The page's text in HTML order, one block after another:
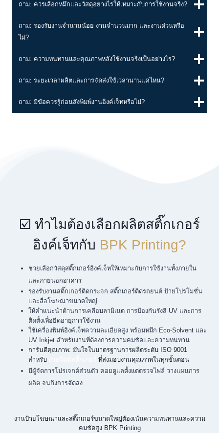
ถาม: ควรเลือกหมึกและวัสดุอย่างไรให้เหมาะกับการใช้งานจริง?
ถาม: รองรับงานจำนวนน้อย งานจำนวนมาก และงานด่วนหรือ
ไม่?
ถาม: ความทนทานและคุณภาพหลังใช้งานจริงเป็นอย่างไร?
ถาม: ระยะเวลาผลิตและการจัดส่งใช้เวลานานแค่ไหน?
ถาม: มีข้อควรรู้ก่อนสั่งพิมพ์งานอิงค์เจ็ทหรือไม่?
☑️ ทำไมต้องเลือกผลิตสติ๊กเกอร์
อิงค์เจ็ทกับ BPK Printing?
ช่วยเลือกวัสดุสติ๊กเกอร์อิงค์เจ็ทให้เหมาะกับการใช้งานทั้งภายใน
และภายนอกอาคาร
รองรับงานสติ๊กเกอร์ติดกระจก สติ๊กเกอร์ติดรถยนต์ ป้ายโปรโมชั่น
และสื่อโฆษณาขนาดใหญ่
ให้คำแนะนำด้านการเคลือบลามิเนต การป้องกันรังสี UV และการ
ติดตั้งเพื่อยืดอายุการใช้งาน
ใช้เครื่องพิมพ์อิงค์เจ็ทความละเอียดสูง พร้อมหมึก Eco-Solvent และ
UV Inkjet สำหรับงานที่ต้องการความคมชัดและความทนทาน
การันตีคุณภาพ: มั่นใจในมาตรฐานการผลิตระดับ ISO 9001
สำหรับ
ที่ส่งมอบงานคุณภาพในทุกขั้นตอน
มีผู้จัดการโปรเจกต์ส่วนตัว คอยดูแลตั้งแต่ตรวจไฟล์ วางแผนการ
ผลิต จนถึงการจัดส่ง
งานป้ายโฆษณาและสติ๊กเกอร์ขนาดใหญ่ต้องเน้นความทนทานและความ
คมชัดสูง BPK Printing